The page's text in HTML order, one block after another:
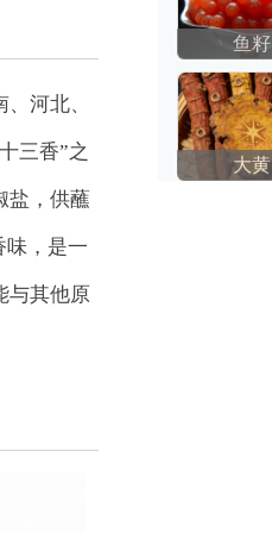
河北、
三香”之
盐，供蘸
味，是一
与其他原
鱼籽
大黄